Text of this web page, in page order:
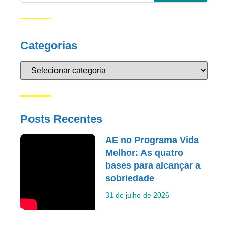
Categorias
Posts Recentes
AE no Programa Vida
Melhor: As quatro
bases para alcançar a
sobriedade
31 de julho de 2026